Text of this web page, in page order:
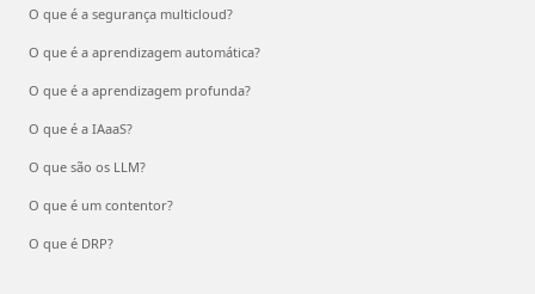
O que é a segurança multicloud?
O que é a aprendizagem automática?
O que é a aprendizagem profunda?
O que é a IAaaS?
O que são os LLM?
O que é um contentor?
O que é DRP?